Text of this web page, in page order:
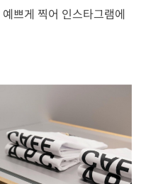
쁘게 찍어 인스타그램에